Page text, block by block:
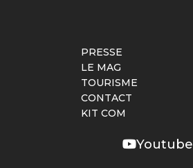
PRESSE
LE MAG
TOURISME
CONTACT
KIT COM
Youtube